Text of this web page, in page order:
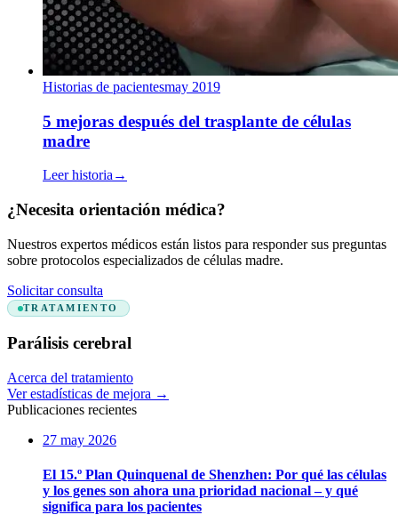
Historias de pacientesmay 2019
5 mejoras después del trasplante de células
madre
Leer historia →
¿Necesita orientación médica?
Nuestros expertos médicos están listos para responder sus preguntas
sobre protocolos especializados de células madre.
Solicitar consulta
TRATAMIENTO
Parálisis cerebral
Acerca del tratamiento
Ver estadísticas de mejora →
Publicaciones recientes
27 may 2026
El 15.º Plan Quinquenal de Shenzhen: Por qué las células
y los genes son ahora una prioridad nacional – y qué
significa para los pacientes